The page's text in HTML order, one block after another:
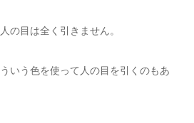
の目は全く引きません。
いう色を使って人の目を引くのもあ